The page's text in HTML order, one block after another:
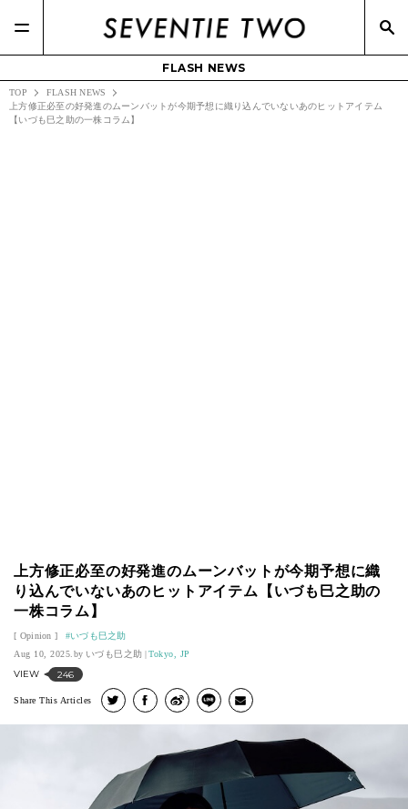
FLASH NEWS
TOP
FLASH NEWS
上方修正必至の好発進のムーンバットが今期予想に織り込んでいないあのヒットアイテム
【いづも巳之助の一株コラム】
上方修正必至の好発進のムーンバットが今期予想に織
り込んでいないあのヒットアイテム【いづも巳之助の
一株コラム】
Opinion
いづも巳之助
Aug 10, 2025.
いづも巳之助 Tokyo, JP
VIEW 246
Share This Articles